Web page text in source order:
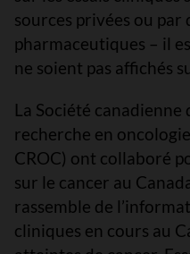
sources privées ou par
pharmaceutiques – il
ne soient pas affichés
La Société canadienne
recherche en
CROC) ont collaboré
sur le cancer au
rassemble de
cliniques en cours au